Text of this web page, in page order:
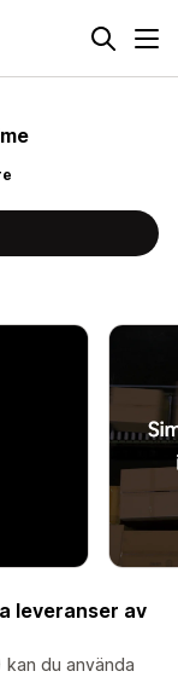
leveranser av
kan du använda